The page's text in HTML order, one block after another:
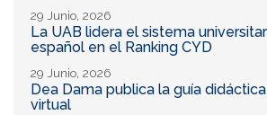
29 Junio, 2026
La UAB lidera el sistema
español en el Ranking CYD
29 Junio, 2026
Dea Dama publica la guía
virtual